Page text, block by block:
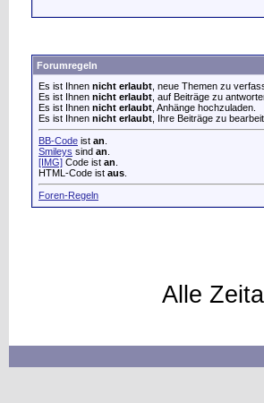
Forumregeln
Es ist Ihnen nicht erlaubt , neue Themen zu
Es ist Ihnen nicht erlaubt , auf Beiträge zu
Es ist Ihnen nicht erlaubt , Anhänge hochzuladen.
Es ist Ihnen nicht erlaubt , Ihre Beiträge zu
BB-Code ist an
Smileys sind an
[IMG] Code ist an
HTML-Code ist aus
Foren-Regeln
Alle